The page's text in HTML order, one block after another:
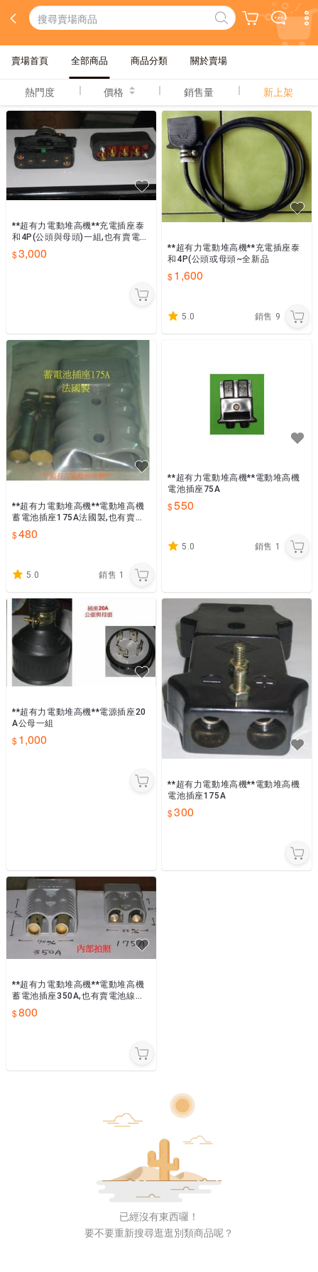
賣場首頁 全部商品 商品分類 關於賣場
熱門度 價格 銷售量 新上架
**超有力電動堆高機**充電插座泰
和4P(公頭與母頭)一組,也有賣電池
線的鉛接頭~全新品
3,000
**超有力電動堆高機**充電插座泰
和4P(公頭或母頭~全新品
1,600
5.0 銷售 9
**超有力電動堆高機**電動堆高機
蓄電池插座175A法國製,也有賣電
池線的鉛接頭(含線),~全新品
480
5.0 銷售 1
**超有力電動堆高機**電動堆高機
電池插座75A
550
5.0 銷售 1
**超有力電動堆高機**電源插座20
A公母一組
1,000
**超有力電動堆高機**電動堆高機
電池插座175A
300
**超有力電動堆高機**電動堆高機
蓄電池插座350A,也有賣電池線的
鉛接頭(含線),~全新品
800
已經沒有東西囉！
要不要重新搜尋逛逛別類商品呢？